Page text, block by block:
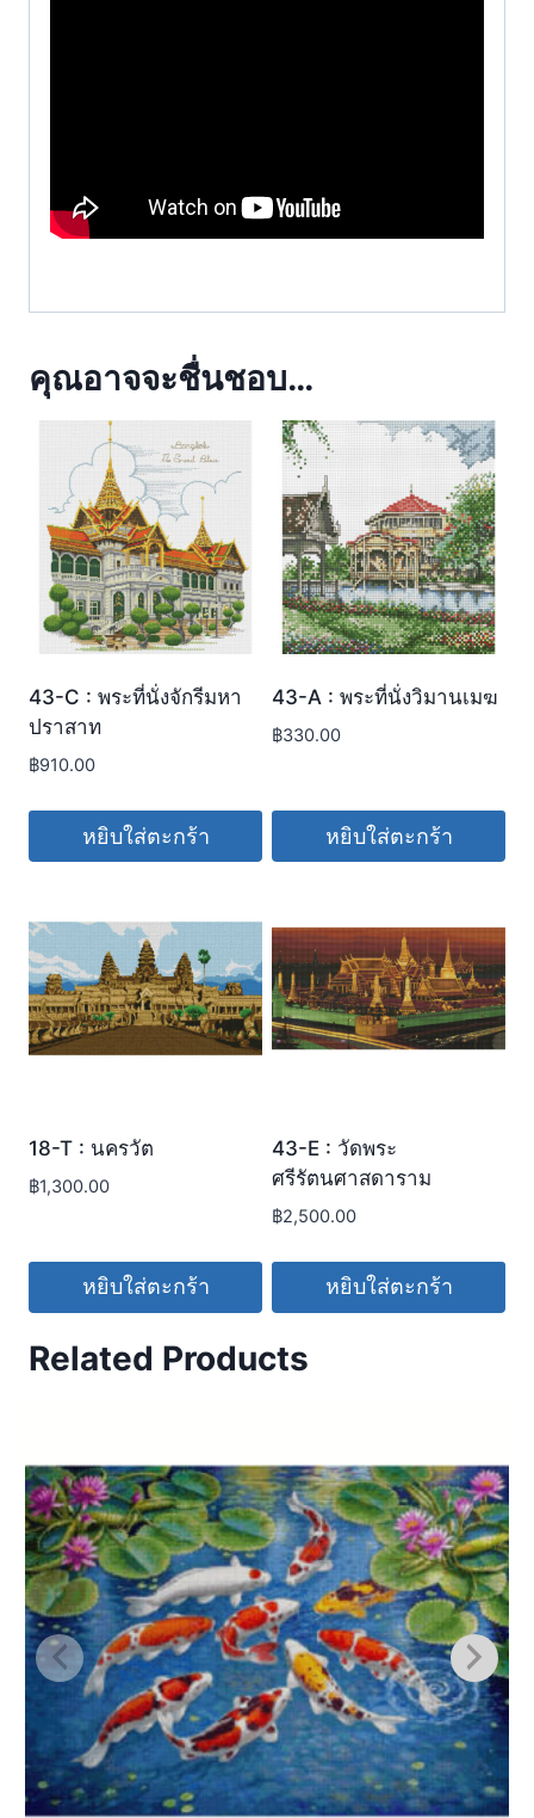
คุณอาจจะชื่นชอบ…
43-C : พระที่นั่งจักรีมหา
ปราสาท
฿910.00
หยิบใส่ตะกร้า
43-A : พระที่นั่งวิมานเมฆ
฿330.00
หยิบใส่ตะกร้า
18-T : นครวัต
฿1,300.00
หยิบใส่ตะกร้า
43-E : วัดพระ
ศรีรัตนศาสดาราม
฿2,500.00
หยิบใส่ตะกร้า
Related Products